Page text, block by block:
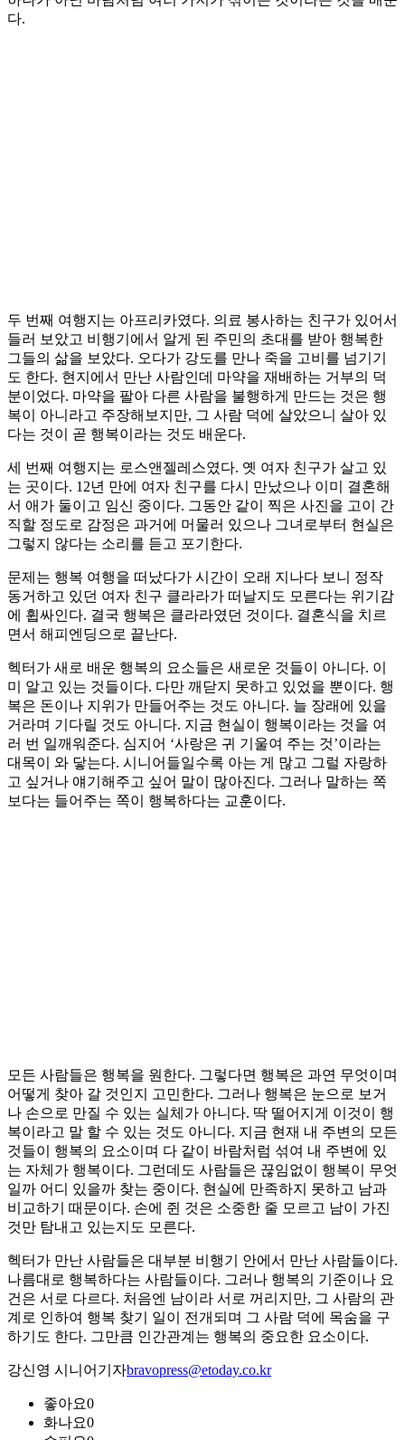
다.
두 번째 여행지는 아프리카였다. 의료 봉사하는 친구가 있어서
들러 보았고 비행기에서 알게 된 주민의 초대를 받아 행복한
그들의 삶을 보았다. 오다가 강도를 만나 죽을 고비를 넘기기
도 한다. 현지에서 만난 사람인데 마약을 재배하는 거부의 덕
분이었다. 마약을 팔아 다른 사람을 불행하게 만드는 것은 행
복이 아니라고 주장해보지만, 그 사람 덕에 살았으니 살아 있
다는 것이 곧 행복이라는 것도 배운다.
세 번째 여행지는 로스앤젤레스였다. 옛 여자 친구가 살고 있
는 곳이다. 12년 만에 여자 친구를 다시 만났으나 이미 결혼해
서 애가 둘이고 임신 중이다. 그동안 같이 찍은 사진을 고이 간
직할 정도로 감정은 과거에 머물러 있으나 그녀로부터 현실은
그렇지 않다는 소리를 듣고 포기한다.
문제는 행복 여행을 떠났다가 시간이 오래 지나다 보니 정작
동거하고 있던 여자 친구 클라라가 떠날지도 모른다는 위기감
에 휩싸인다. 결국 행복은 클라라였던 것이다. 결혼식을 치르
면서 해피엔딩으로 끝난다.
헥터가 새로 배운 행복의 요소들은 새로운 것들이 아니다. 이
미 알고 있는 것들이다. 다만 깨닫지 못하고 있었을 뿐이다. 행
복은 돈이나 지위가 만들어주는 것도 아니다. 늘 장래에 있을
거라며 기다릴 것도 아니다. 지금 현실이 행복이라는 것을 여
러 번 일깨워준다. 심지어 ‘사랑은 귀 기울여 주는 것’이라는
대목이 와 닿는다. 시니어들일수록 아는 게 많고 그럴 자랑하
고 싶거나 얘기해주고 싶어 말이 많아진다. 그러나 말하는 쪽
보다는 들어주는 쪽이 행복하다는 교훈이다.
모든 사람들은 행복을 원한다. 그렇다면 행복은 과연 무엇이며
어떻게 찾아 갈 것인지 고민한다. 그러나 행복은 눈으로 보거
나 손으로 만질 수 있는 실체가 아니다. 딱 떨어지게 이것이 행
복이라고 말 할 수 있는 것도 아니다. 지금 현재 내 주변의 모든
것들이 행복의 요소이며 다 같이 바람처럼 섞여 내 주변에 있
는 자체가 행복이다. 그런데도 사람들은 끊임없이 행복이 무엇
일까 어디 있을까 찾는 중이다. 현실에 만족하지 못하고 남과
비교하기 때문이다. 손에 쥔 것은 소중한 줄 모르고 남이 가진
것만 탐내고 있는지도 모른다.
헥터가 만난 사람들은 대부분 비행기 안에서 만난 사람들이다.
나름대로 행복하다는 사람들이다. 그러나 행복의 기준이나 요
건은 서로 다르다. 처음엔 남이라 서로 꺼리지만, 그 사람의 관
계로 인하여 행복 찾기 일이 전개되며 그 사람 덕에 목숨을 구
하기도 한다. 그만큼 인간관계는 행복의 중요한 요소이다.
강신영 시니어기자bravopress@etoday.co.kr
좋아요0
화나요0